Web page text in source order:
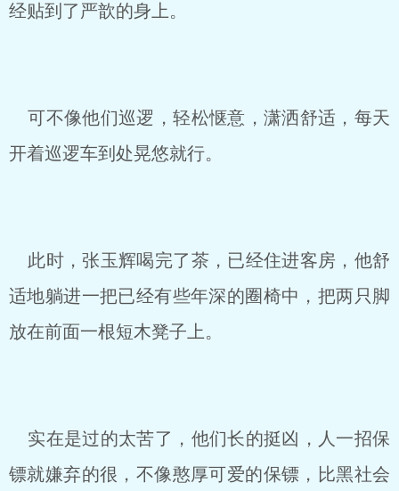
经贴到了严歆的身上。
可不像他们巡逻，轻松惬意，潇洒舒适，每天
开着巡逻车到处晃悠就行。
此时，张玉辉喝完了茶，已经住进客房，他舒
适地躺进一把已经有些年深的圈椅中，把两只脚
放在前面一根短木凳子上。
实在是过的太苦了，他们长的挺凶，人一招保
镖就嫌弃的很，不像憨厚可爱的保镖，比黑社会